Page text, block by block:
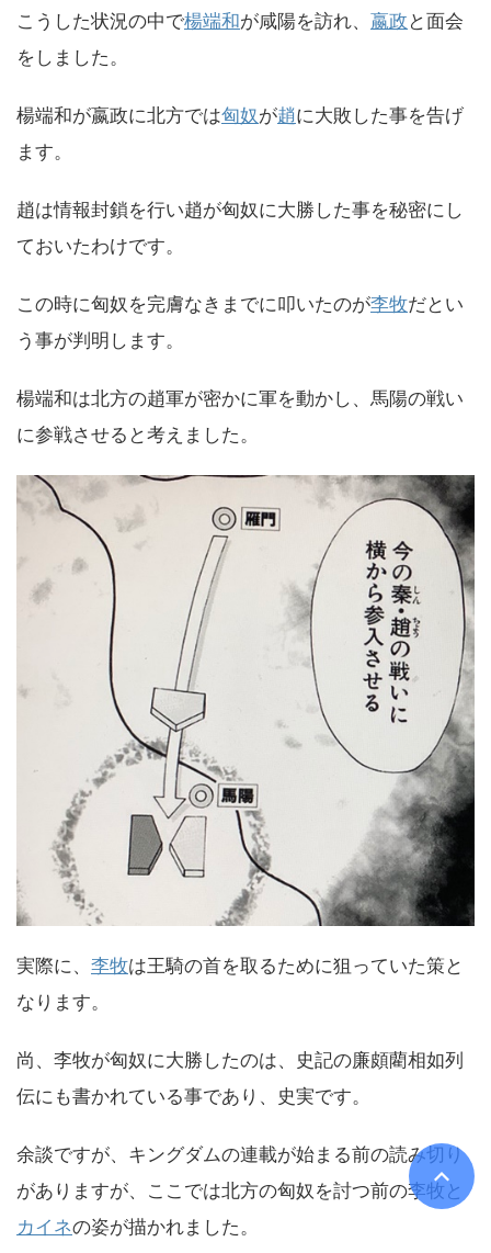
こうした状況の中で楊端和が咸陽を訪れ、 嬴政 と面会
をしました。
楊端和が嬴政に北方では匈奴が趙に大敗した事を告げ
ます。
趙は情報封鎖を行い趙が匈奴に大勝した事を秘密にし
ておいたわけです。
この時に匈奴を完膚なきまでに叩いたのが李牧だとい
う事が判明します。
楊端和は北方の趙軍が密かに軍を動かし、馬陽の戦い
に参戦させると考えました。
実際に、 李牧は王騎の首を取るために狙っていた策と
なります。
尚、李牧が匈奴に大勝したのは、史記の廉頗藺相如列
伝にも書かれている事であり、史実です。
余談ですが、キングダムの連載が始まる前の読み切り
がありますが、ここでは北方の匈奴を討つ前の李牧と
カイネの姿が描かれました。